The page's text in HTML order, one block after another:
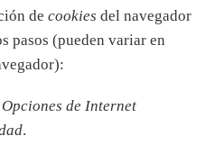
de cookies del navegador
pasos (pueden variar en
Opciones de Internet
.